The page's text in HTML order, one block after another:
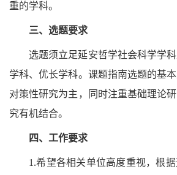
重的学科。
三、选题要求
选题须立足延安哲学社会科学学
学科、优长学科。课题指南选题的基
对策性研究为主，同时注重基础理论
究有机结合。
四、工作要求
1.希望各相关单位高度重视，根据